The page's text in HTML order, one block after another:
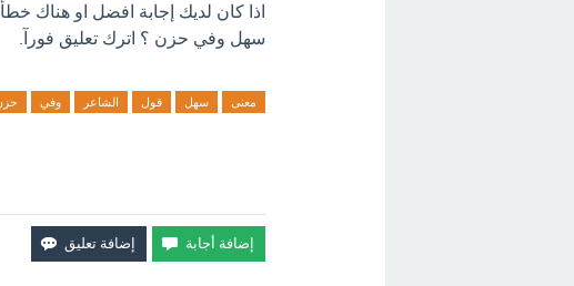
اذا كان لديك إجابة افضل او هناك
سهل وفي حزن ؟ اترك تعليق فورآ.
معنى سهل قول الشاعر وفي